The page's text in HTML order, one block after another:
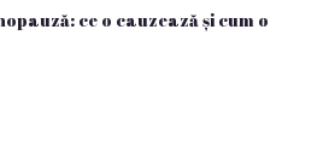
ce o cauzează și cum o